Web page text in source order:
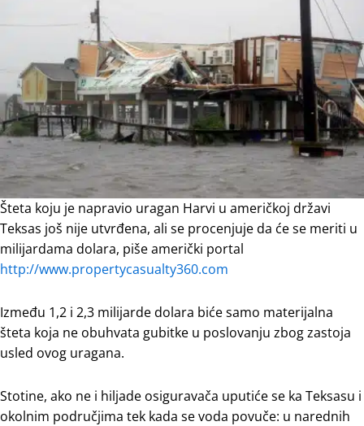
Šteta koju je napravio uragan Harvi u američkoj državi
Teksas još nije utvrđena, ali se procenjuje da će se meriti u
milijardama dolara, piše američki portal
http://www.propertycasualty360.com
Između 1,2 i 2,3 milijarde dolara biće samo materijalna
šteta koja ne obuhvata gubitke u poslovanju zbog zastoja
usled ovog uragana.
Stotine, ako ne i hiljade osiguravača uputiće se ka Teksasu i
okolnim područjima tek kada se voda povuče: u narednih